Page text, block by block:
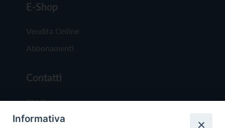
E-Shop
Vendita Online
Abbonamenti
Contatti
Chi Siamo
Redazione
Informativa